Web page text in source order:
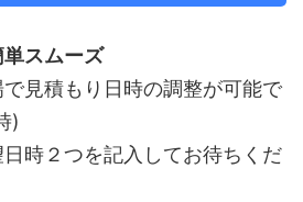
スムーズ
見積もり日時の調整が可能で
)
時２つを記入してお待ちくだ